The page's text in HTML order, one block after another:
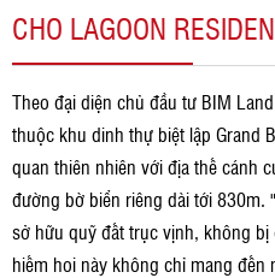
CHO LAGOON
Theo đại diện chủ đầu tư BIM
thuộc khu dinh thự biệt lập Grand
quan thiên nhiên với địa thế cánh
đường bờ biển riêng dài tới
sở hữu quỹ đất trục vịnh, không
hiếm hoi này không chỉ mang